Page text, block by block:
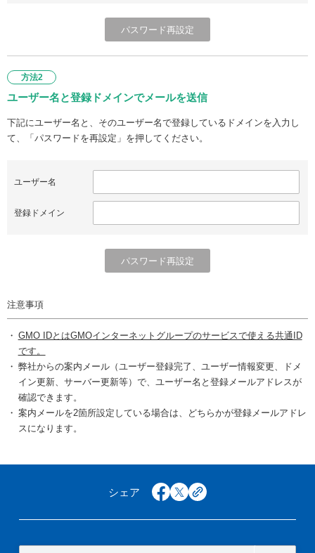
方法2
ユーザー名と登録ドメインでメールを送信
下記にユーザー名と、そのユーザー名で登録しているドメインを入力し
て、「パスワードを再設定」を押してください。
ユーザー名
登録ドメイン
注意事項
GMO IDとはGMOインターネットグループのサービスで使える共通ID
です。
弊社からの案内メール（ユーザー登録完了、ユーザー情報変更、ドメ
イン更新、サーバー更新等）で、ユーザー名と登録メールアドレスが
確認できます。
案内メールを2箇所設定している場合は、どちらかが登録メールアドレ
スになります。
シェア facebook
x copy